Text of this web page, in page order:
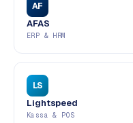
o
o
g
l
e
A
d
s
AF
AFAS
ERP & HRM
LS
Lightspeed
Kassa & POS